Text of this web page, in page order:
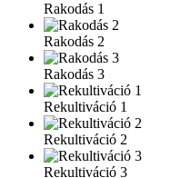
Rakodás 1
Rakodás 2
Rakodás 3
Rekultiváció 1
Rekultiváció 2
Rekultiváció 3